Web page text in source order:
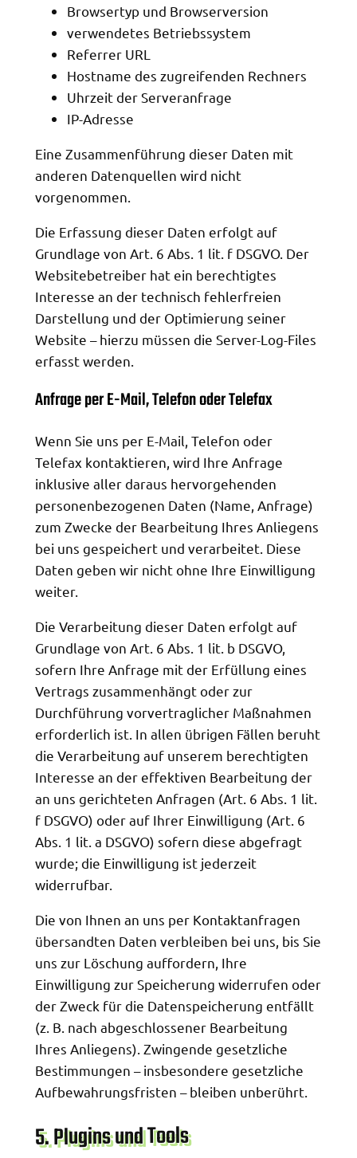
Browsertyp und Browserversion
verwendetes Betriebssystem
Referrer URL
Hostname des zugreifenden Rechners
Uhrzeit der Serveranfrage
IP-Adresse
Eine Zusammenführung dieser Daten mit
anderen Datenquellen wird nicht
vorgenommen.
Die Erfassung dieser Daten erfolgt auf
Grundlage von Art. 6 Abs. 1 lit. f DSGVO. Der
Websitebetreiber hat ein berechtigtes
Interesse an der technisch fehlerfreien
Darstellung und der Optimierung seiner
Website – hierzu müssen die Server-Log-Files
erfasst werden.
Anfrage per E-Mail, Telefon oder Telefax
Wenn Sie uns per E-Mail, Telefon oder
Telefax kontaktieren, wird Ihre Anfrage
inklusive aller daraus hervorgehenden
personenbezogenen Daten (Name, Anfrage)
zum Zwecke der Bearbeitung Ihres Anliegens
bei uns gespeichert und verarbeitet. Diese
Daten geben wir nicht ohne Ihre Einwilligung
weiter.
Die Verarbeitung dieser Daten erfolgt auf
Grundlage von Art. 6 Abs. 1 lit. b DSGVO,
sofern Ihre Anfrage mit der Erfüllung eines
Vertrags zusammenhängt oder zur
Durchführung vorvertraglicher Maßnahmen
erforderlich ist. In allen übrigen Fällen beruht
die Verarbeitung auf unserem berechtigten
Interesse an der effektiven Bearbeitung der
an uns gerichteten Anfragen (Art. 6 Abs. 1 lit.
f DSGVO) oder auf Ihrer Einwilligung (Art. 6
Abs. 1 lit. a DSGVO) sofern diese abgefragt
wurde; die Einwilligung ist jederzeit
widerrufbar.
Die von Ihnen an uns per Kontaktanfragen
übersandten Daten verbleiben bei uns, bis Sie
uns zur Löschung auffordern, Ihre
Einwilligung zur Speicherung widerrufen oder
der Zweck für die Datenspeicherung entfällt
(z. B. nach abgeschlossener Bearbeitung
Ihres Anliegens). Zwingende gesetzliche
Bestimmungen – insbesondere gesetzliche
Aufbewahrungsfristen – bleiben unberührt.
5. Plugins und Tools